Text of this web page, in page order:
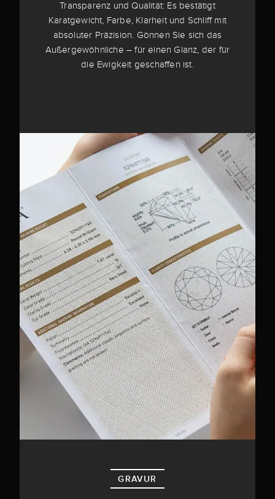
Transparenz und Qualität: Es bestätigt
Karatgewicht, Farbe, Klarheit und Schliff mit
absoluter Präzision. Gönnen Sie sich das
Außergewöhnliche – für einen Glanz, der für
die Ewigkeit geschaffen ist.
GRAVUR